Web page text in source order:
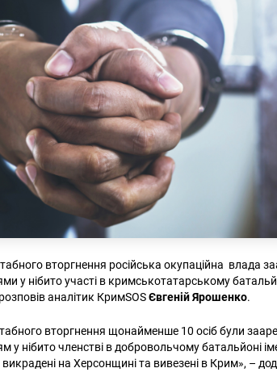
вторгнення російська окупаційна влада
у нібито участі в кримськотатарському
аналітик КримSOSЄвгеній Ярошенко.
вторгнення щонайменше 10 осіб були
у нібито членстві в добровольчому батальйоні
на Херсонщині та вивезені в Крим», –